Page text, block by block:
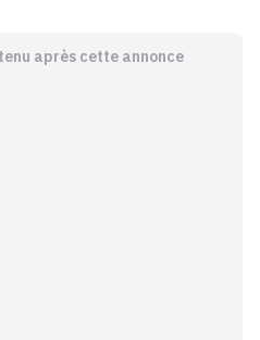
après cette annonce